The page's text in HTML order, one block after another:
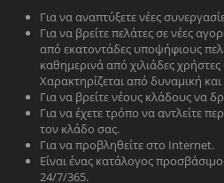
Για να αναπτύξετε νέες
Για να βρείτε πελάτες σε νέες
από εκατοντάδες υποψήφιους
καθημερινά από χιλιάδες χρήστες
Χαρακτηρίζεται από δυναμική και
Για να βρείτε νέους κλάδους να
Για να έχετε τρόπο να αντλείτε
τον κλάδο σας.
Για να προβληθείτε στο Internet.
Είναι ένας κατάλογος
24/7/365.